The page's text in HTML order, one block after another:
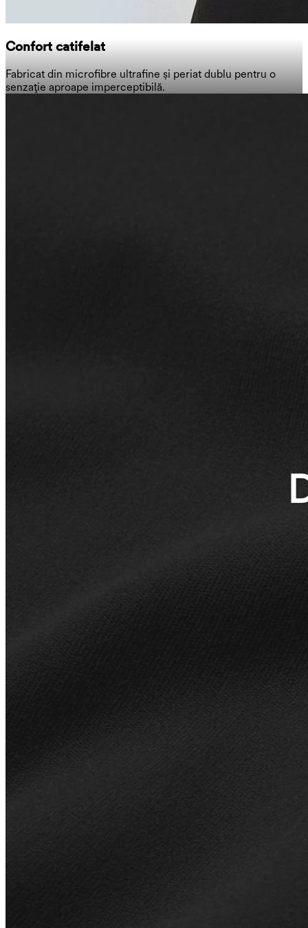
Confort catifelat
Fabricat din microfibre ultrafine și periat dublu pentru o
senzație aproape imperceptibilă.